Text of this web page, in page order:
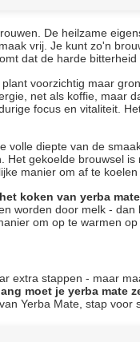
De heilzame
vrij. Je kunt zo'n
dat de harde bitterheid
voorzichtig maar
net als koffie, maar
focus en vitaliteit.
volle diepte van de
gekoelde brouwsel
manier om af te
het koken van yerba mate
worden door melk - dan
om op te warmen op
extra stappen - maar
moet je yerba mate
Yerba Mate, stap voor